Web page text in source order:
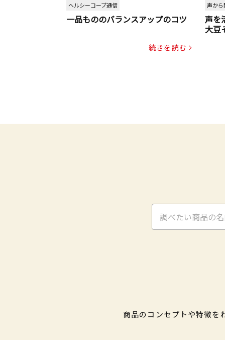
ヘルシーコープ通信
一品もののバランスアップのコツ
続きを読む
声か
声を
大豆
商品のコンセプトや特徴を